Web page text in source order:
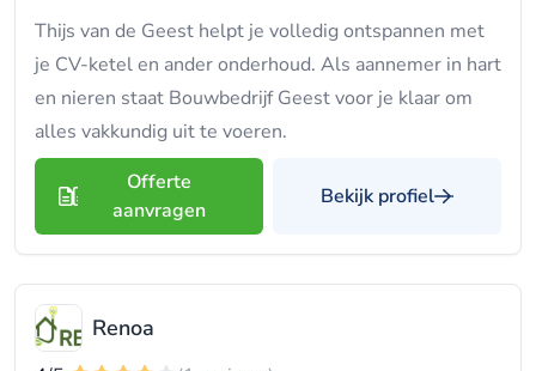
Thijs van de Geest helpt je volledig ontspannen met
je CV-ketel en ander onderhoud. Als aannemer in hart
en nieren staat Bouwbedrijf Geest voor je klaar om
alles vakkundig uit te voeren.
Offerte
aanvragen
Bekijk profiel
Renoa